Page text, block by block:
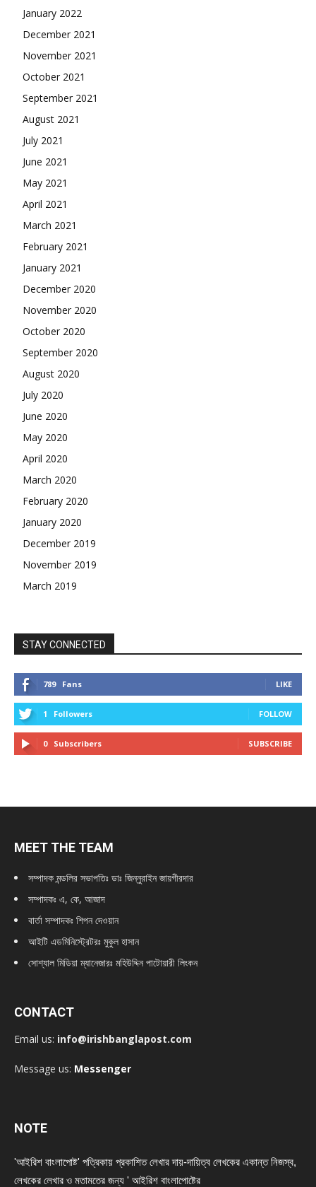
January 2022
December 2021
November 2021
October 2021
September 2021
August 2021
July 2021
June 2021
May 2021
April 2021
March 2021
February 2021
January 2021
December 2020
November 2020
October 2020
September 2020
August 2020
July 2020
June 2020
May 2020
April 2020
March 2020
February 2020
January 2020
December 2019
November 2019
March 2019
STAY CONNECTED
789 Fans LIKE
1 Followers FOLLOW
0 Subscribers SUBSCRIBE
MEET THE TEAM
সম্পাদক মন্ডলির সভাপতিঃ ডাঃ জিন্নুরাইন জায়গীরদার
সম্পাদকঃ এ, কে, আজাদ
বার্তা সম্পাদকঃ শিপন দেওয়ান
আইটি এডমিনিস্ট্রেটরঃ মুকুল হাসান
সোশ্যাল মিডিয়া ম্যানেজারঃ মহিউদ্দিন পাটোয়ারী লিংকন
CONTACT
Email us: info@irishbanglapost.com
Message us: Messenger
NOTE
'আইরিশ বাংলাপোষ্ট' পত্রিকায় প্রকাশিত লেখার দায়-দায়িত্ব লেখকের একান্ত নিজস্ব,
লেখকের লেখার ও মতামতের জন্য ' আইরিশ বাংলাপোষ্টের